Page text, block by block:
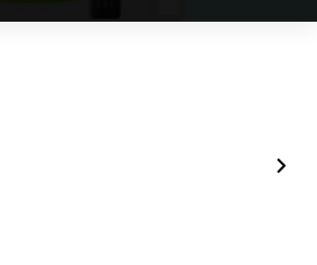
Qui Sommes Nous